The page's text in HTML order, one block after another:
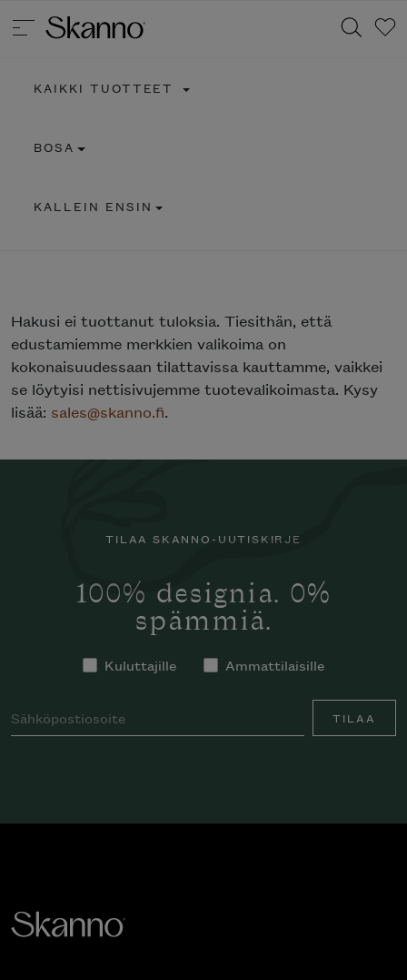
KAIKKI TUOTTEET
BOSA
KALLEIN ENSIN
Hakusi ei tuottanut tuloksia. Tiesithän, että
edustamiemme merkkien valikoima on
kokonaisuudessaan tilattavissa kauttamme, vaikkei
se löytyisi nettisivujemme tuotevalikoimasta. Kysy
lisää: sales@skanno.fi.
TILAA SKANNO-UUTISKIRJE
100% designia. 0%
spämmiä.
Kuluttajille Ammattilaisille
TILAA